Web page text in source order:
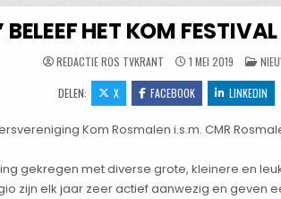
BELEEF HET KOM
REDACTIE ROS TVKRANT 1 MEI 2019
IN
DELEN: X FACEBOOK LINKEDIN
Kom Rosmalen i.s.m. CMR
gekregen met diverse grote, kleinere en
zijn elk jaar zeer actief aanwezig en geven